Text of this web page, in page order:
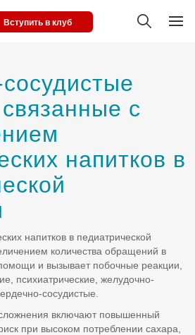
Вступить в клуб
с
напитков в
напитков в педиатрической
количества обращений в
и вызывает побочные реакции,
психиатрические, желудочно-
сосудистые.
включают повышенный
при высоком потреблении сахара,